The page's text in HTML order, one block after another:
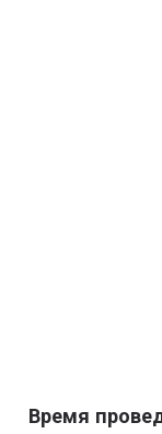
Время